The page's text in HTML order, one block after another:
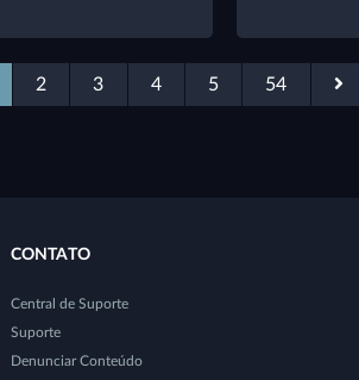
2 3 4 5 54
CONTATO
Central de Suporte
Suporte
Denunciar Conteúdo